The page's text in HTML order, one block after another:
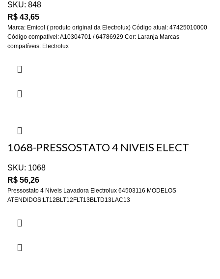
SKU: 848
R$ 43,65
Marca: Emicol ( produto original da Electrolux) Código atual: 47425010000
Código compatível: A10304701 / 64786929 Cor: Laranja Marcas
compatíveis: Electrolux
1068-PRESSOSTATO 4 NIVEIS ELECT
SKU: 1068
R$ 56,26
Pressostato 4 Níveis Lavadora Electrolux 64503116 MODELOS
ATENDIDOS:LT12BLT12FLT13BLTD13LAC13